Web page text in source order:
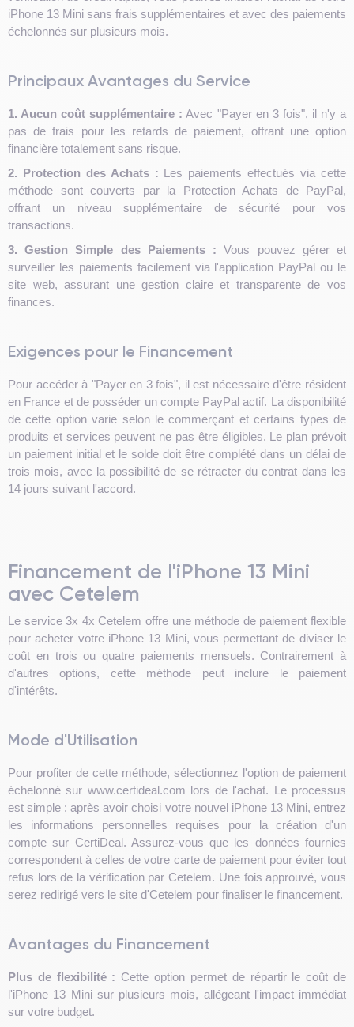
iPhone 13 Mini sans frais supplémentaires et avec des paiements
échelonnés sur plusieurs mois.
Principaux Avantages du Service
1. Aucun coût supplémentaire : Avec "Payer en 3 fois", il n'y a
pas de frais pour les retards de paiement, offrant une option
financière totalement sans risque.
2. Protection des Achats : Les paiements effectués via cette
méthode sont couverts par la Protection Achats de PayPal,
offrant un niveau supplémentaire de sécurité pour vos
transactions.
3. Gestion Simple des Paiements : Vous pouvez gérer et
surveiller les paiements facilement via l'application PayPal ou le
site web, assurant une gestion claire et transparente de vos
finances.
Exigences pour le Financement
Pour accéder à "Payer en 3 fois", il est nécessaire d'être résident
en France et de posséder un compte PayPal actif. La disponibilité
de cette option varie selon le commerçant et certains types de
produits et services peuvent ne pas être éligibles. Le plan prévoit
un paiement initial et le solde doit être complété dans un délai de
trois mois, avec la possibilité de se rétracter du contrat dans les
14 jours suivant l'accord.
Financement de l'iPhone 13 Mini
avec Cetelem
Le service 3x 4x Cetelem offre une méthode de paiement flexible
pour acheter votre iPhone 13 Mini, vous permettant de diviser le
coût en trois ou quatre paiements mensuels. Contrairement à
d'autres options, cette méthode peut inclure le paiement
d'intérêts.
Mode d'Utilisation
Pour profiter de cette méthode, sélectionnez l'option de paiement
échelonné sur www.certideal.com lors de l'achat. Le processus
est simple : après avoir choisi votre nouvel iPhone 13 Mini, entrez
les informations personnelles requises pour la création d'un
compte sur CertiDeal. Assurez-vous que les données fournies
correspondent à celles de votre carte de paiement pour éviter tout
refus lors de la vérification par Cetelem. Une fois approuvé, vous
serez redirigé vers le site d'Cetelem pour finaliser le financement.
Avantages du Financement
Plus de flexibilité : Cette option permet de répartir le coût de
l'iPhone 13 Mini sur plusieurs mois, allégeant l'impact immédiat
sur votre budget.